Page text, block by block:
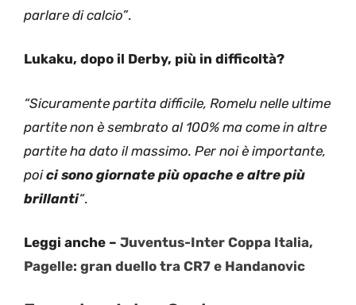
parlare di calcio”.
Lukaku, dopo il Derby, più in difficoltà?
“Sicuramente partita difficile, Romelu nelle ultime
partite non è sembrato al 100% ma come in altre
partite ha dato il massimo. Per noi è importante,
poici sono giornate più opache e altre più
brillanti“.
Leggi anche – Juventus-Inter Coppa Italia,
Pagelle: gran duello tra CR7 e Handanovic